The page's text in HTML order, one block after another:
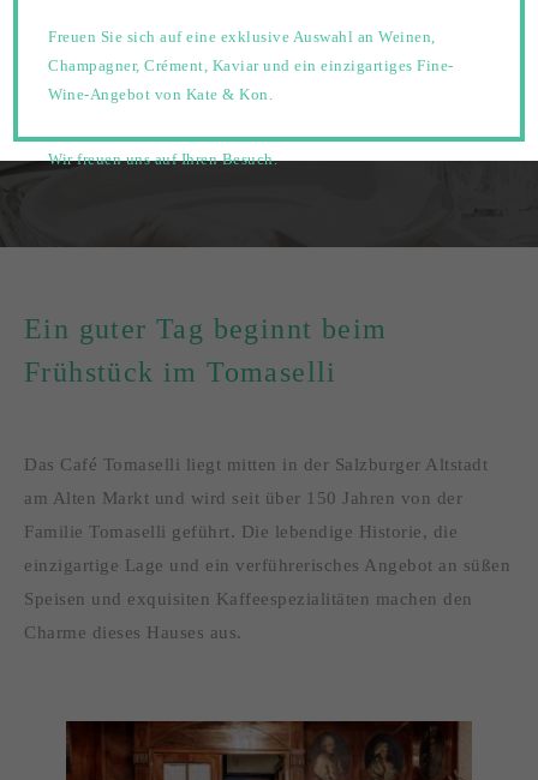
Freuen Sie sich auf eine exklusive Auswahl an Weinen,
Champagner, Crément, Kaviar und ein einzigartiges Fine-
Wine-Angebot von Kate & Kon.
Wir freuen uns auf Ihren Besuch.
Ein guter Tag beginnt beim
Frühstück im Tomaselli
Das Café Tomaselli liegt mitten in der Salzburger Altstadt
am Alten Markt und wird seit über 150 Jahren von der
Familie Tomaselli geführt. Die lebendige Historie, die
einzigartige Lage und ein verführerisches Angebot an süßen
Speisen und exquisiten Kaffeespezialitäten machen den
Charme dieses Hauses aus.